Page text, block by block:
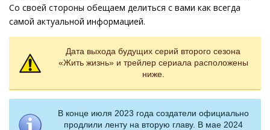
Со своей стороны обещаем делиться с вами как всегда
самой актуальной информацией.
Дата выхода будущих серий второго сезона
«Жить жизнь» и трейлер сериала расположены
ниже.
В конце июля 2023 года создатели официально
продлили ленту на вторую главу. В мае 2024